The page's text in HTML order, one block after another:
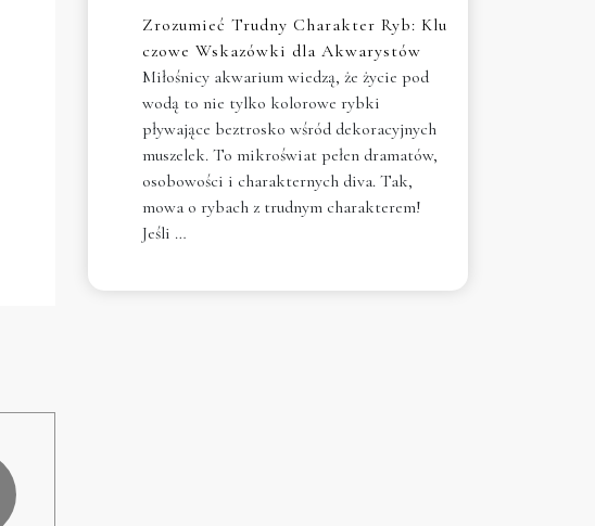
Zrozumieć Trudny Charakter Ryb: Klu
czowe Wskazówki dla Akwarystów
Miłośnicy akwarium wiedzą, że życie pod
wodą to nie tylko kolorowe rybki
pływające beztrosko wśród dekoracyjnych
muszelek. To mikroświat pełen dramatów,
osobowości i charakternych diva. Tak,
mowa o rybach z trudnym charakterem!
Jeśli …